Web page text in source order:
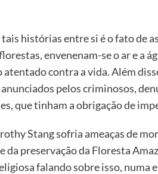
histórias entre si é o fato de
envenenam-se o ar e a
contra a vida. Além
pelos criminosos,
que tinham a obrigação de
Stang sofria ameaças de
da preservação da Floresta
falando sobre isso, numa